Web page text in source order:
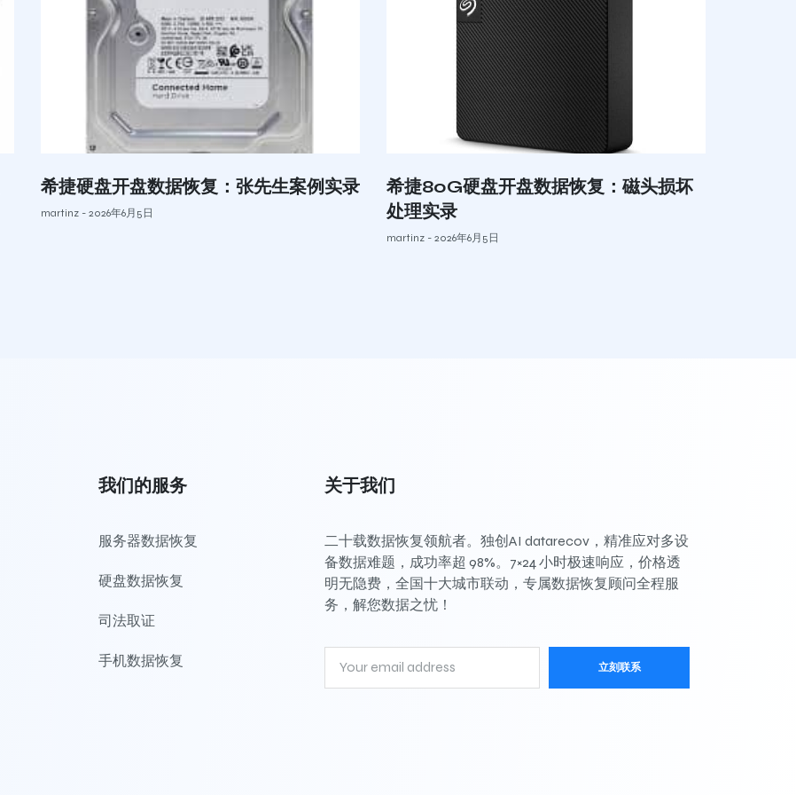
希捷硬盘开盘数据恢复：张先生案例实录
martinz 2026年6月5日
希捷80G硬盘开盘数据恢复：磁头损坏
处理实录
martinz 2026年6月5日
我们的服务
服务器数据恢复
硬盘数据恢复
司法取证
手机数据恢复
关于我们
二十载数据恢复领航者。独创AI datarecov，精准应对多设
备数据难题，成功率超 98%。7×24 小时极速响应，价格透
明无隐费，全国十大城市联动，专属数据恢复顾问全程服
务，解您数据之忧！
立刻联系